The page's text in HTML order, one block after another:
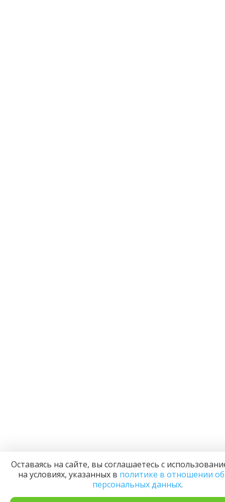
Оставаясь на сайте, вы соглашаетесь с
на условиях, указанных в политике в отношении
персональных данных.